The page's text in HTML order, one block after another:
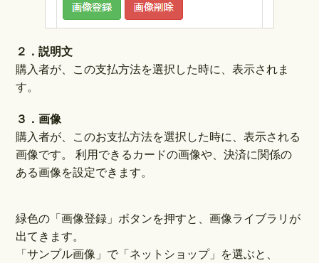
２．説明文
購入者が、この支払方法を選択した時に、表示されま
す。
３．画像
購入者が、このお支払方法を選択した時に、表示される
画像です。 利用できるカードの画像や、決済に関係の
ある画像を設定できます。
緑色の「画像登録」ボタンを押すと、画像ライブラリが
出てきます。
「サンプル画像」で「ネットショップ」を選ぶと、